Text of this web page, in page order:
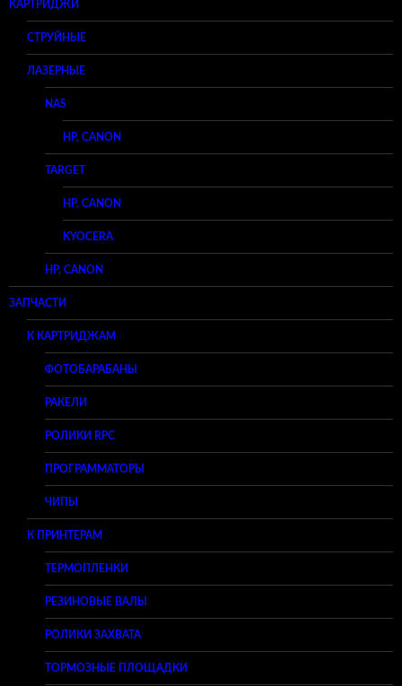
КАРТРИДЖИ
СТРУЙНЫЕ
ЛАЗЕРНЫЕ
NAS
HP, CANON
TARGET
HP, CANON
KYOCERA
HP, CANON
ЗАПЧАСТИ
К КАРТРИДЖАМ
ФОТОБАРАБАНЫ
РАКЕЛИ
РОЛИКИ RPC
ПРОГРАММАТОРЫ
ЧИПЫ
К ПРИНТЕРАМ
ТЕРМОПЛЕНКИ
РЕЗИНОВЫЕ ВАЛЫ
РОЛИКИ ЗАХВАТА
ТОРМОЗНЫЕ ПЛОЩАДКИ